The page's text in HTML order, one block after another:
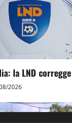
la LND
2026